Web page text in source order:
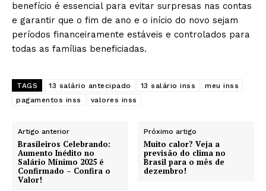
benefício é essencial para evitar surpresas nas contas
e garantir que o fim de ano e o início do novo sejam
períodos financeiramente estáveis e controlados para
todas as famílias beneficiadas.
TAGS 13 salário antecipado 13 salário inss
meu inss
pagamentos inss
valores inss
Artigo anterior
Brasileiros Celebrando:
Aumento Inédito no
Salário Mínimo 2025 é
Confirmado – Confira o
Valor!
Próximo artigo
Muito calor? Veja a
previsão do clima no
Brasil para o mês de
dezembro!